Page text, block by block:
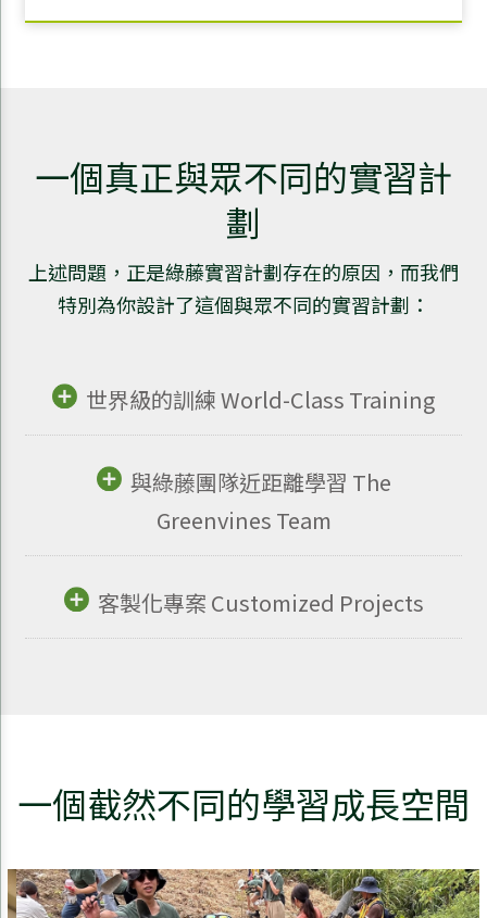
一個真正與眾不同的實習計
劃
上述問題，正是綠藤實習計劃存在的原因，而我們
特別為你設計了這個與眾不同的實習計劃：
世界級的訓練 World-Class Training
與綠藤團隊近距離學習 The
Greenvines Team
客製化專案 Customized Projects
一個截然不同的學習成長空間